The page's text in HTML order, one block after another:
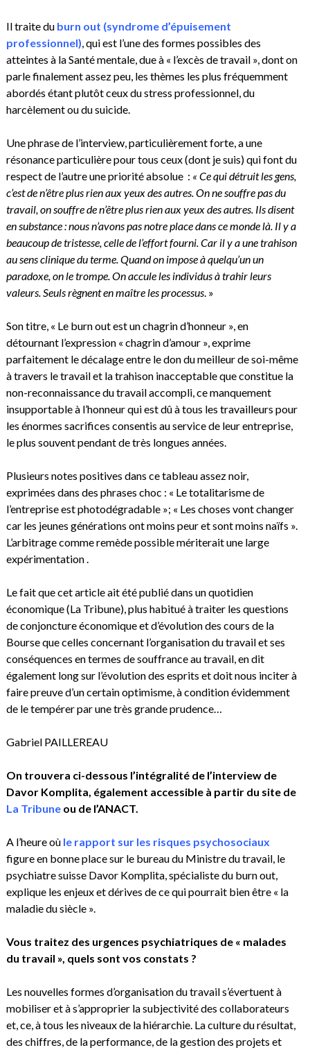
Il traite du burn out (syndrome d’épuisement
professionnel) , qui est l’une des formes possibles des
atteintes à la Santé mentale, due à « l’excès de travail », dont on
parle finalement assez peu, les thèmes les plus fréquemment
abordés étant plutôt ceux du stress professionnel, du
harcèlement ou du suicide.
Une phrase de l’interview, particulièrement forte, a une
résonance particulière pour tous ceux (dont je suis) qui font du
respect de l’autre une priorité absolue : « Ce qui détruit les gens,
c’est de n’être plus rien aux yeux des autres. On ne souffre pas du
travail, on souffre de n’être plus rien aux yeux des autres. Ils disent
en substance : nous n’avons pas notre place dans ce monde là. Il y a
beaucoup de tristesse, celle de l’effort fourni. Car il y a une trahison
au sens clinique du terme. Quand on impose à quelqu’un un
paradoxe, on le trompe. On accule les individus à trahir leurs
valeurs. Seuls règnent en maître les processus. »
Son titre, « Le burn out est un chagrin d’honneur », en
détournant l’expression « chagrin d’amour », exprime
parfaitement le décalage entre le don du meilleur de soi-même
à travers le travail et la trahison inacceptable que constitue la
non-reconnaissance du travail accompli, ce manquement
insupportable à l’honneur qui est dû à tous les travailleurs pour
les énormes sacrifices consentis au service de leur entreprise,
le plus souvent pendant de très longues années.
Plusieurs notes positives dans ce tableau assez noir,
exprimées dans des phrases choc : « Le totalitarisme de
l’entreprise est photodégradable »; « Les choses vont changer
car les jeunes générations ont moins peur et sont moins naïfs ».
L’arbitrage comme remède possible mériterait une large
expérimentation .
Le fait que cet article ait été publié dans un quotidien
économique (La Tribune), plus habitué à traiter les questions
de conjoncture économique et d’évolution des cours de la
Bourse que celles concernant l’organisation du travail et ses
conséquences en termes de souffrance au travail, en dit
également long sur l’évolution des esprits et doit nous inciter à
faire preuve d’un certain optimisme, à condition évidemment
de le tempérer par une très grande prudence…
Gabriel PAILLEREAU
On trouvera ci-dessous l’intégralité de l’interview de
Davor Komplita, également accessible à partir du site de
La Tribuneou de l’ANACT.
A l’heure où le rapport sur les risques psychosociaux
figure en bonne place sur le bureau du Ministre du travail, le
psychiatre suisse Davor Komplita, spécialiste du burn out,
explique les enjeux et dérives de ce qui pourrait bien être « la
maladie du siècle ».
Vous traitez des urgences psychiatriques de « malades
du travail », quels sont vos constats ?
Les nouvelles formes d’organisation du travail s’évertuent à
mobiliser et à s’approprier la subjectivité des collaborateurs
et, ce, à tous les niveaux de la hiérarchie. La culture du résultat,
des chiffres, de la performance, de la gestion des projets et